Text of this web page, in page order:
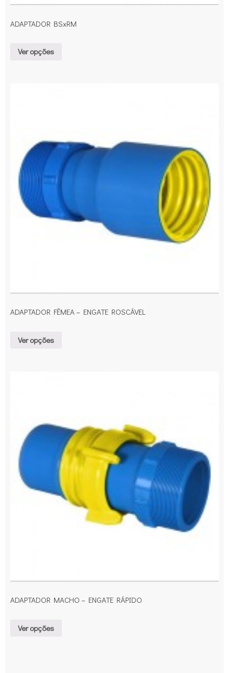
ADAPTADOR BSxRM
Ver opções
ADAPTADOR FÊMEA – ENGATE ROSCÁVEL
Ver opções
ADAPTADOR MACHO – ENGATE RÁPIDO
Ver opções